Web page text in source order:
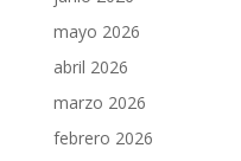
mayo 2026
abril 2026
marzo 2026
febrero 2026